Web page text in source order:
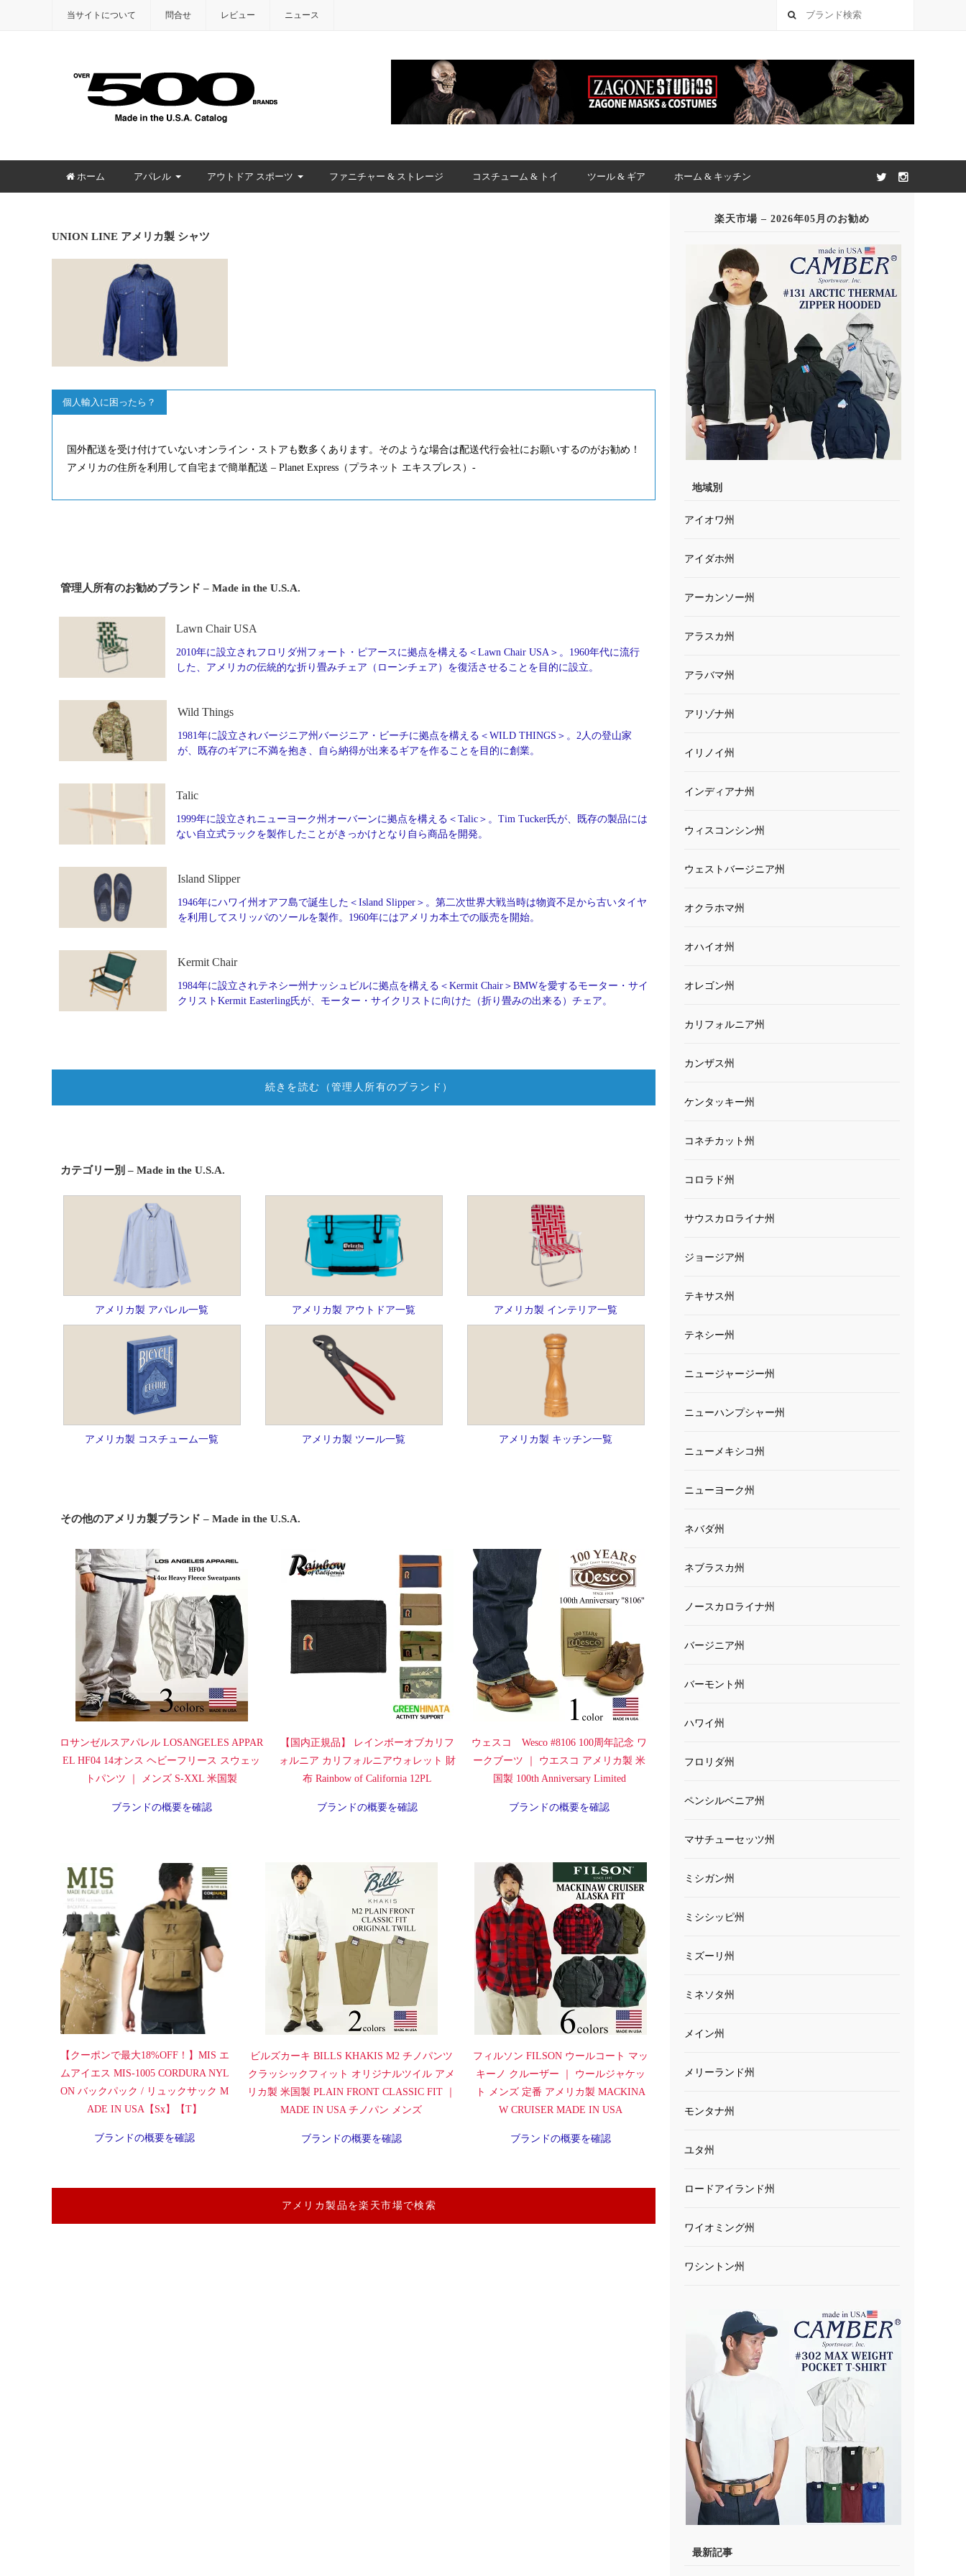
当サイトについて 問合せ レビュー ニュース
ホーム アパレル アウトドア スポーツ ファニチャー & ストレージ コスチューム & トイ ツール & ギア ホーム & キッチン
UNION LINE アメリカ製 シャツ
個人輸入に困ったら？
国外配送を受け付けていないオンライン・ストアも数多くあります。そのような場合は配送代行会社にお願いするのがお勧め！
アメリカの住所を利用して自宅まで簡単配送 – Planet Express（プラネット エキスプレス）-
管理人所有のお勧めブランド – Made in the U.S.A.
Lawn Chair USA
2010年に設立されフロリダ州フォート・ピアースに拠点を構える＜Lawn Chair USA＞。1960年代に流行
した、アメリカの伝統的な折り畳みチェア（ローンチェア）を復活させることを目的に設立。
Wild Things
1981年に設立されバージニア州バージニア・ビーチに拠点を構える＜WILD THINGS＞。2人の登山家
が、既存のギアに不満を抱き、自ら納得が出来るギアを作ることを目的に創業。
Talic
1999年に設立されニューヨーク州オーバーンに拠点を構える＜Talic＞。Tim Tucker氏が、既存の製品には
ない自立式ラックを製作したことがきっかけとなり自ら商品を開発。
Island Slipper
1946年にハワイ州オアフ島で誕生した＜Island Slipper＞。第二次世界大戦当時は物資不足から古いタイヤ
を利用してスリッパのソールを製作。1960年にはアメリカ本土での販売を開始。
Kermit Chair
1984年に設立されテネシー州ナッシュビルに拠点を構える＜Kermit Chair＞BMWを愛するモーター・サイ
クリストKermit Easterling氏が、モーター・サイクリストに向けた（折り畳みの出来る）チェア。
続きを読む（管理人所有のブランド）
カテゴリー別 – Made in the U.S.A.
アメリカ製 アパレル一覧 アメリカ製 アウトドア一覧 アメリカ製 インテリア一覧
アメリカ製 コスチューム一覧 アメリカ製 ツール一覧 アメリカ製 キッチン一覧
その他のアメリカ製ブランド – Made in the U.S.A.
ロサンゼルスアパレル LOSANGELES APPAR
EL HF04 14オンス ヘビーフリース スウェッ
トパンツ ｜ メンズ S-XXL 米国製
ブランドの概要を確認
【国内正規品】 レインボーオブカリフ
ォルニア カリフォルニアウォレット 財
布 Rainbow of California 12PL
ブランドの概要を確認
ウェスコ Wesco #8106 100周年記念 ワ
ークブーツ ｜ ウエスコ アメリカ製 米
国製 100th Anniversary Limited
ブランドの概要を確認
【クーポンで最大18%OFF！】MIS エ
ムアイエス MIS-1005 CORDURA NYL
ON バックパック / リュックサック M
ADE IN USA【Sx】【T】
ブランドの概要を確認
ビルズカーキ BILLS KHAKIS M2 チノパンツ
クラッシックフィット オリジナルツイル アメ
リカ製 米国製 PLAIN FRONT CLASSIC FIT ｜
MADE IN USA チノパン メンズ
ブランドの概要を確認
フィルソン FILSON ウールコート マッ
キーノ クルーザー ｜ ウールジャケッ
ト メンズ 定番 アメリカ製 MACKINA
W CRUISER MADE IN USA
ブランドの概要を確認
アメリカ製品を楽天市場で検索
楽天市場 – 2026年05月のお勧め
地域別
アイオワ州
アイダホ州
アーカンソー州
アラスカ州
アラバマ州
アリゾナ州
イリノイ州
インディアナ州
ウィスコンシン州
ウェストバージニア州
オクラホマ州
オハイオ州
オレゴン州
カリフォルニア州
カンザス州
ケンタッキー州
コネチカット州
コロラド州
サウスカロライナ州
ジョージア州
テキサス州
テネシー州
ニュージャージー州
ニューハンプシャー州
ニューメキシコ州
ニューヨーク州
ネバダ州
ネブラスカ州
ノースカロライナ州
バージニア州
バーモント州
ハワイ州
フロリダ州
ペンシルベニア州
マサチューセッツ州
ミシガン州
ミシシッピ州
ミズーリ州
ミネソタ州
メイン州
メリーランド州
モンタナ州
ユタ州
ロードアイランド州
ワイオミング州
ワシントン州
最新記事